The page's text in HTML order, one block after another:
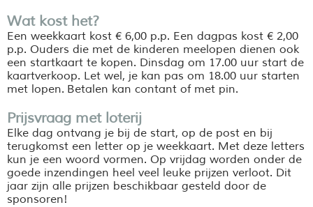
Wat kost het?
Een weekkaart kost € 6,00 p.p. Een dagpas kost € 2,00
p.p. Ouders die met de kinderen meelopen dienen ook
een startkaart te kopen. Dinsdag om 17.00 uur start de
kaartverkoop. Let wel, je kan pas om 18.00 uur starten
met lopen. Betalen kan contant of met pin.
Prijsvraag met loterij
Elke dag ontvang je bij de start, op de post en bij
terugkomst een letter op je weekkaart. Met deze letters
kun je een woord vormen. Op vrijdag worden onder de
goede inzendingen heel veel leuke prijzen verloot. Dit
jaar zijn alle prijzen beschikbaar gesteld door de
sponsoren!